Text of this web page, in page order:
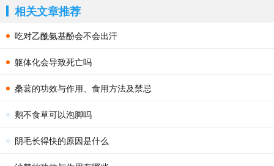
相关文章推荐
吃对乙酰氨基酚会不会出汗
躯体化会导致死亡吗
桑葚的功效与作用、食用方法及禁忌
鹅不食草可以泡脚吗
阴毛长得快的原因是什么